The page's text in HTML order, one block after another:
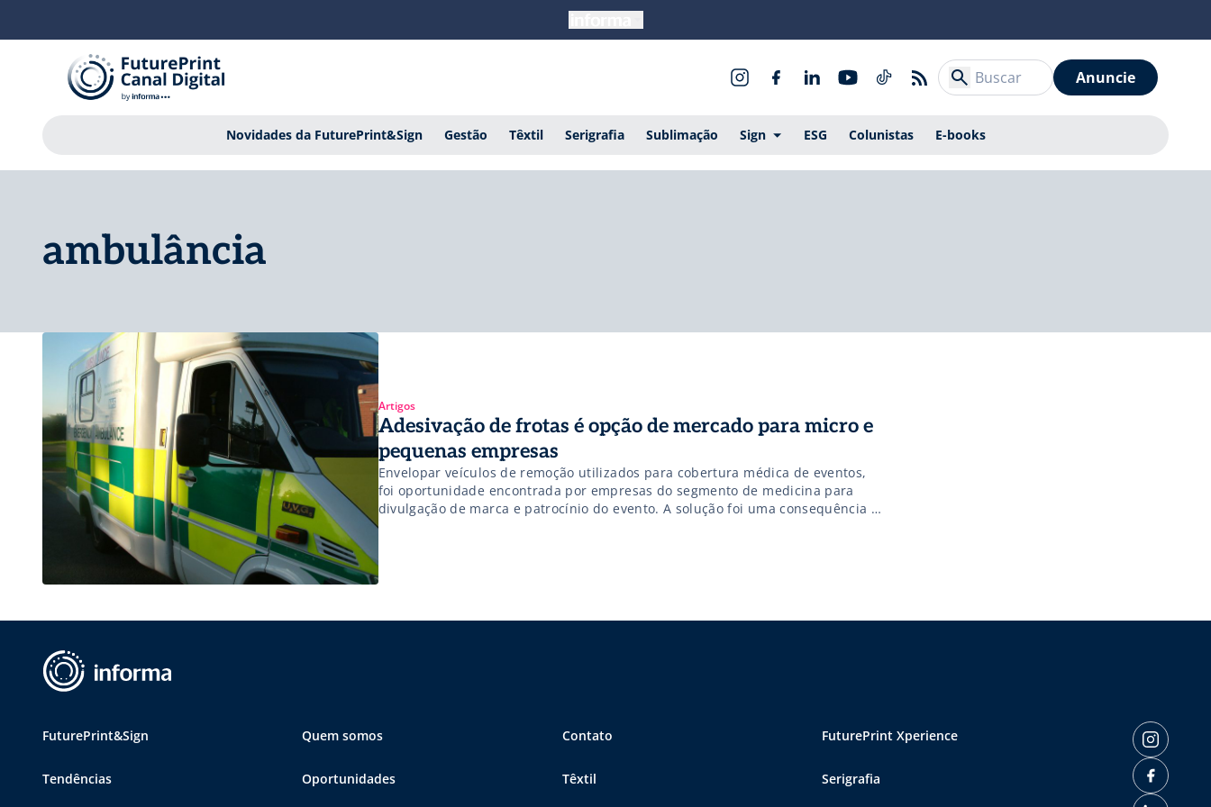
Anuncie
Novidades da FuturePrint&Sign Gestão Têxtil Serigrafia Sublimação Sign ESG Colunistas E-books
ambulância
Artigos
Adesivação de frotas é opção de mercado para micro e
pequenas empresas
Envelopar veículos de remoção utilizados para cobertura médica de eventos,
foi oportunidade encontrada por empresas do segmento de medicina para
divulgação de marca e patrocínio do evento. A solução foi uma consequência à
aprovação de leis municipais que determinam a presença de ambulâncias em
partidas […]
FuturePrint&Sign Quem somos Contato FuturePrint Xperience
Tendências Oportunidades Têxtil Serigrafia